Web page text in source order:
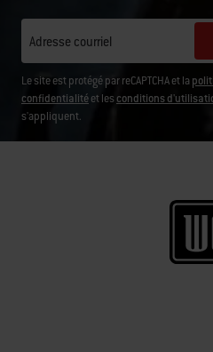
Adresse courriel
Le site est protégé par reCAPTCHA et la
confidentialitéet les conditions
s'appliquent.